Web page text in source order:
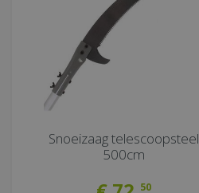
Snoeizaag telescoopsteel
500cm
50